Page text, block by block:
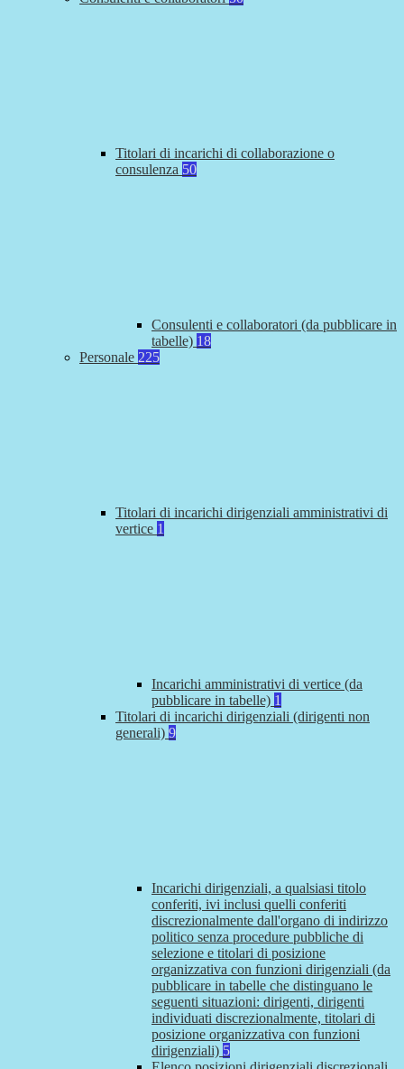
Titolari di incarichi di collaborazione o
consulenza 50
Consulenti e collaboratori (da pubblicare in
tabelle) 18
Personale 225
Titolari di incarichi dirigenziali amministrativi di
vertice 1
Incarichi amministrativi di vertice (da
pubblicare in tabelle) 1
Titolari di incarichi dirigenziali (dirigenti non
generali) 9
Incarichi dirigenziali, a qualsiasi titolo
conferiti, ivi inclusi quelli conferiti
discrezionalmente dall'organo di indirizzo
politico senza procedure pubbliche di
selezione e titolari di posizione
organizzativa con funzioni dirigenziali (da
pubblicare in tabelle che distinguano le
seguenti situazioni: dirigenti, dirigenti
individuati discrezionalmente, titolari di
posizione organizzativa con funzioni
dirigenziali) 5